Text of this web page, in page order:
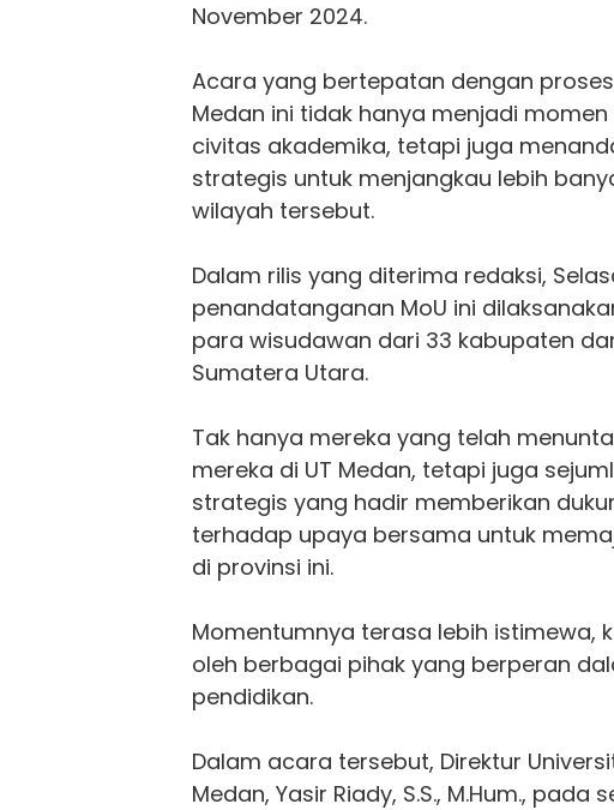
November 2024.
Acara yang bertepatan dengan
Medan ini tidak hanya menjadi
civitas akademika, tetapi juga
strategis untuk menjangkau lebih
wilayah tersebut.
Dalam rilis yang diterima redaksi,
penandatanganan MoU ini
para wisudawan dari 33 kabupaten
Sumatera Utara.
Tak hanya mereka yang telah
mereka di UT Medan, tetapi juga
strategis yang hadir memberikan
terhadap upaya bersama untuk
di provinsi ini.
Momentumnya terasa lebih istimewa,
oleh berbagai pihak yang berperan
pendidikan.
Dalam acara tersebut, Direktur
Medan, Yasir Riady, S.S., M.Hum., pada